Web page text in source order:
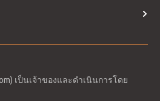
เป็นเจ้าของและดำเนินการโดย